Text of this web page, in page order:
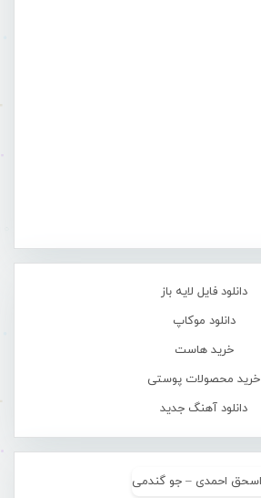
دانلود فایل لایه باز
دانلود موکاپ
خرید هاست
خرید محصولات پوستی
دانلود آهنگ جدید